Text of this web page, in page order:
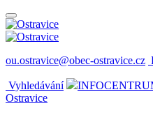
ou.ostravice@obec-ostravice.cz
Vyhledávání
Ostravice